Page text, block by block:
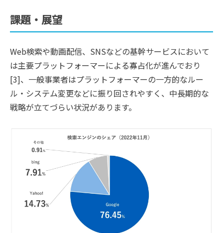
課題・展望
Web検索や動画配信、SNSなどの基幹サービスにおいて
は主要プラットフォーマーによる寡占化が進んでおり
[3]、一般事業者はプラットフォーマーの一方的なルー
ル・システム変更などに振り回されやすく、中長期的な
戦略が立てづらい状況があります。